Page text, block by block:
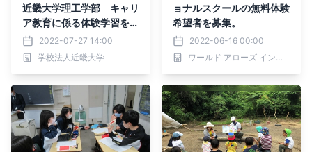
近畿大学理工学部 キャリ
ア教育に係る体験学習を実
施
2022-07-27 14:00
学校法人近畿大学
ョナルスクールの無料体験
希望者を募集。
2022-06-16 00:00
ワールド アローズ インタナショナルスクール